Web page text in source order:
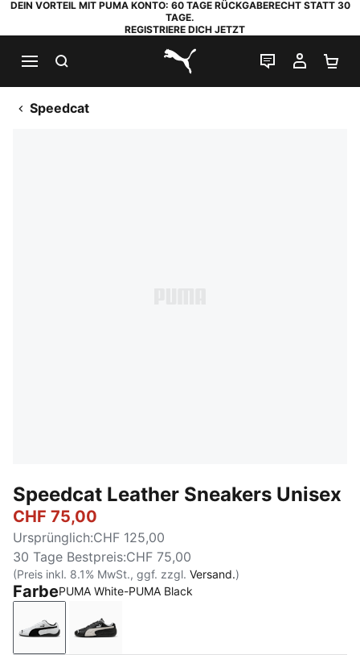
DEIN VORTEIL MIT PUMA KONTO: 60 TAGE RÜCKGABERECHT STATT 30
TAGE.
REGISTRIERE DICH JETZT
PUMA.com
LIVE-CHAT
MEIN
Speedcat
Speedcat Leather Sneakers Unisex
CHF 75,00
Ursprünglich:CHF 125,00
30 Tage Bestpreis:CHF 75,00
(Preis inkl. 8.1% MwSt., ggf. zzgl. Versand.)
FarbePUMA White-PUMA Black
PUMA White-PUMA Black
PUMA Black-PUMA White